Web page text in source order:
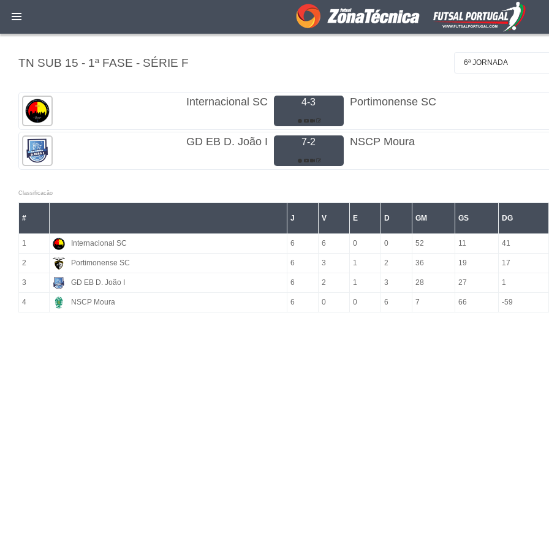
TN SUB 15 - 1ª FASE - SÉRIE F 6ª JORNADA
Internacional SC 4-3 Portimonense SC
GD EB D. João I 7-2 NSCP Moura
Classificacão
# J V E D GM GS DG
1 Internacional SC 6 6 0 0 52 11 41
2 Portimonense SC 6 3 1 2 36 19 17
3 GD EB D. João I 6 2 1 3 28 27 1
4 NSCP Moura 6 0 0 6 7 66 -59